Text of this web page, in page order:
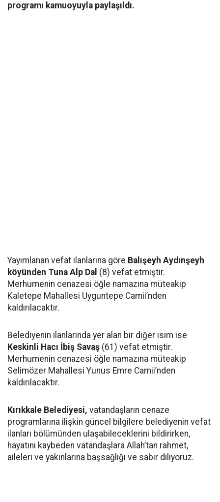
programı kamuoyuyla paylaşıldı.
Yayımlanan vefat ilanlarına göre Balışeyh Aydınşeyh
köyünden Tuna Alp Dal (8) vefat etmiştir.
Merhumenin cenazesi öğle namazına müteakip
Kaletepe Mahallesi Uyguntepe Camii’nden
kaldırılacaktır.
Belediyenin ilanlarında yer alan bir diğer isim ise
Keskinli Hacı İbiş Savaş (61) vefat etmiştir.
Merhumenin cenazesi öğle namazına müteakip
Selimözer Mahallesi Yunus Emre Camii’nden
kaldırılacaktır.
Kırıkkale Belediyesi, vatandaşların cenaze
programlarına ilişkin güncel bilgilere belediyenin vefat
ilanları bölümünden ulaşabileceklerini bildirirken,
hayatını kaybeden vatandaşlara Allah’tan rahmet,
aileleri ve yakınlarına başsağlığı ve sabır diliyoruz.